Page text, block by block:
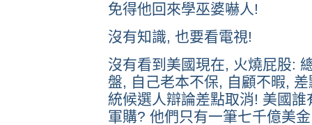
免得他回來學巫婆嚇人!
沒有知識, 也要看電視!
沒有看到美國現在, 火燒屁股:
盤, 自己老本不保, 自顧不暇,
統候選人辯論差點取消! 美國
軍購? 他們只有一筆七千億美